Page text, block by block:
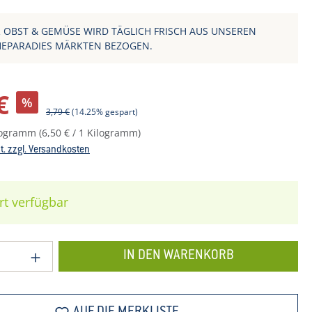
OBST & GEMÜSE WIRD TÄGLICH FRISCH AUS UNSEREN
MÄRKTEN BEZOGEN.
%
Regulärer Preis:
3,79 €(14.25% gespart)
(6,50 € / 1 Kilogramm)
zzgl. Versandkosten
verfügbar
Anzahl: Gib den gewünschten Wert
IN DEN WARENKORB